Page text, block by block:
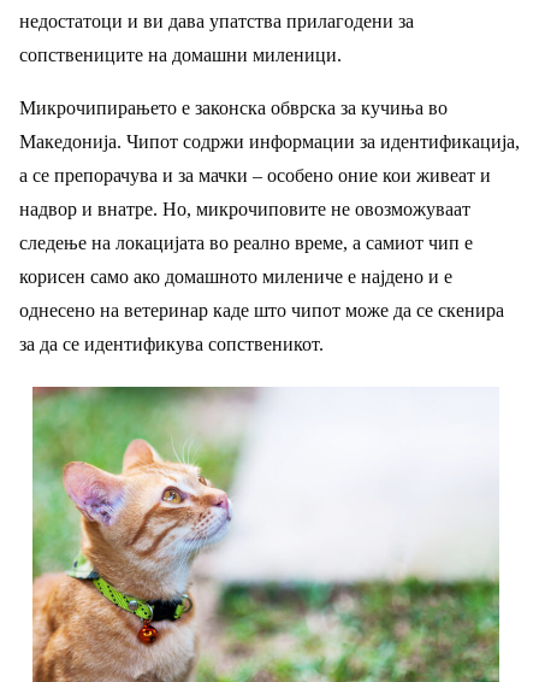
недостатоци и ви дава упатства прилагодени за
сопствениците на домашни миленици.
Микрочипирањето е законска обврска за кучиња во
Македонија. Чипот содржи информации за идентификација,
а се препорачува и за мачки – особено оние кои живеат и
надвор и внатре. Но, микрочиповите не овозможуваат
следење на локацијата во реално време, а самиот чип е
корисен само ако домашното милениче е најдено и е
однесено на ветеринар каде што чипот може да се скенира
за да се идентификува сопственикот.